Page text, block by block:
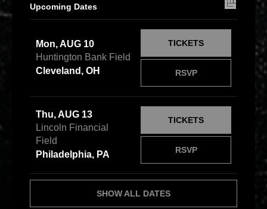
Upcoming Dates
Mon, AUG 10
Huntington Bank Field
Cleveland, OH
RSVP
TICKETS
Thu, AUG 13
Lincoln Financial
Field
Philadelphia, PA
RSVP
TICKETS
SHOW ALL DATES